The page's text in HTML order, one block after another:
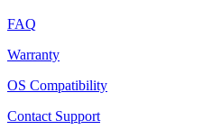
FAQ
Warranty
OS Compatibility
Contact Support